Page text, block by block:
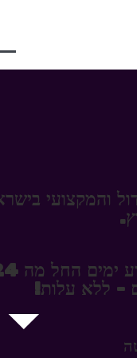
החל מה 16.6.24
- ללא עלות!